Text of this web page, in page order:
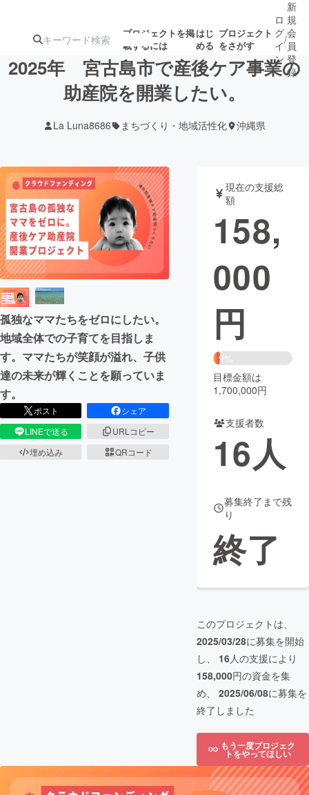
プロジェクトを掲
載するには
はじ
める
プロジェクト
をさがす
ターン
ジェクト
募集終了が近いプ
ロジェクト
されます
アート・写真 音楽
テクノロジー・ガジェット ゲーム・サ
映像・映画
まちづくり・地域活性化
CAMPFIRE for Social Good
CAMPFIRE Creation
コミュニティ
ロ
グ
イ
ン
/
新
規
会
員
登
録
2025年 宮古島市で産後ケア事業の
助産院を開業したい。
La Luna8686 まちづくり・地域活性化 沖縄県
孤独なママたちをゼロにしたい。
地域全体での子育てを目指しま
す。ママたちが笑顔が溢れ、子供
達の未来が輝くことを願っていま
す。
ポスト
シェア
LINEで送る
URLコピー
埋め込み
QRコード
現在の支援総
額
158,
000
円
9%
目標金額は
1,700,000円
支援者数
16人
募集終了まで残
り
終了
このプロジェクトは、
2025/03/28に募集を開始
し、 16人の支援により
158,000円の資金を集
め、 2025/06/08に募集を
終了しました
もう一度プロジェク
トをやってほしい